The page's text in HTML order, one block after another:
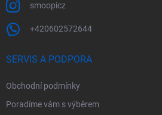
smoopicz
+420602572644
SERVIS A PODPORA
Obchodní podmínky
Poradíme vám s výběrem